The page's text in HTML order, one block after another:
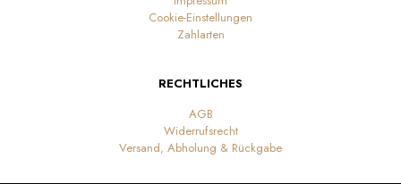
Cookie-Einstellungen
Zahlarten
RECHTLICHES
AGB
Widerrufsrecht
Versand, Abholung & Rückgabe